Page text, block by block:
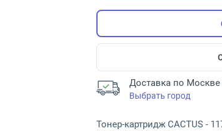
Доставка по Москве
Выбрать город
Тонер-картридж CACTUS -